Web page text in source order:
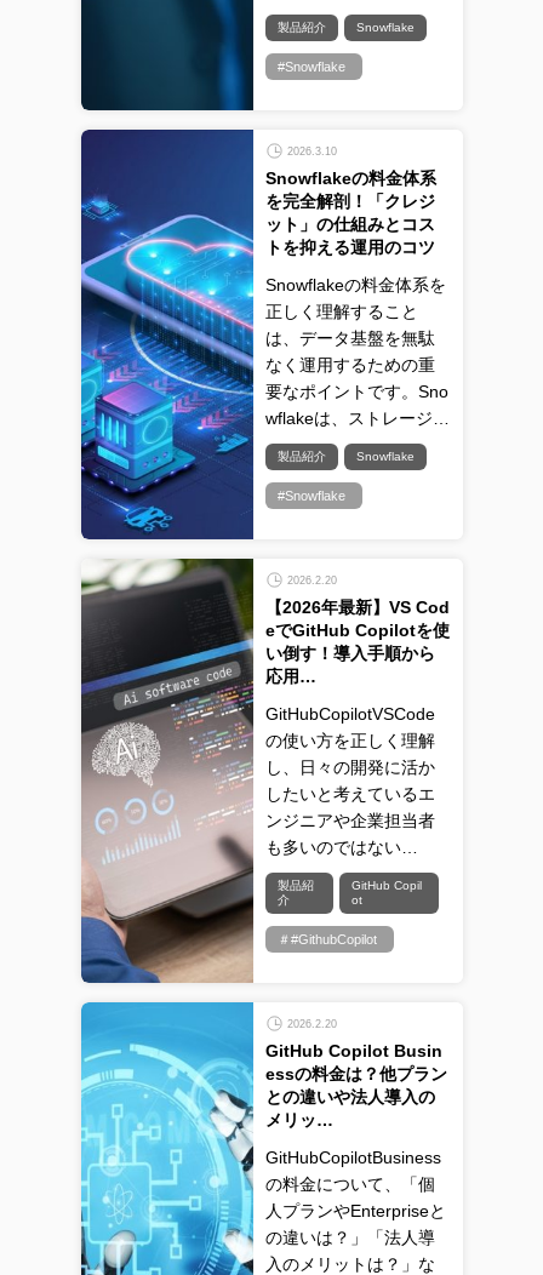
製品紹介 Snowflake
#Snowflake
2026.3.10
Snowflakeの料金体系
を完全解剖！「クレジ
ット」の仕組みとコス
トを抑える運用のコツ
Snowflakeの料金体系を
正しく理解すること
は、データ基盤を無駄
なく運用するための重
要なポイントです。Sno
wflakeは、ストレージ…
製品紹介 Snowflake
#Snowflake
2026.2.20
【2026年最新】VS Cod
eでGitHub Copilotを使
い倒す！導入手順から
応用…
GitHubCopilotVSCode
の使い方を正しく理解
し、日々の開発に活か
したいと考えているエ
ンジニアや企業担当者
も多いのではない…
製品紹
介
GitHub Copil
ot
＃#GithubCopilot
2026.2.20
GitHub Copilot Busin
essの料金は？他プラン
との違いや法人導入の
メリッ…
GitHubCopilotBusiness
の料金について、「個
人プランやEnterpriseと
の違いは？」「法人導
入のメリットは？」な